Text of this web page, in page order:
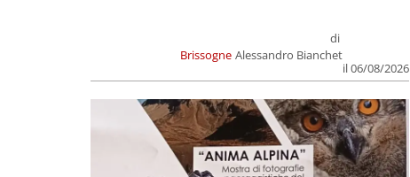
Brissogne
di
Alessandro Bianchet
il 06/08/2026